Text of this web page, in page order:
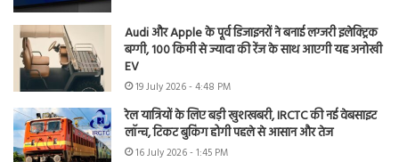
Audi और Apple के पूर्व डिजाइनरों ने बनाई लग्जरी इलेक्ट्रिक
बग्गी, 100 किमी से ज्यादा की रेंज के साथ आएगी यह अनोखी
EV
19 July 2026 - 4:48 PM
रेल यात्रियों के लिए बड़ी खुशखबरी, IRCTC की नई वेबसाइट
लॉन्च, टिकट बुकिंग होगी पहले से आसान और तेज
16 July 2026 - 1:45 PM